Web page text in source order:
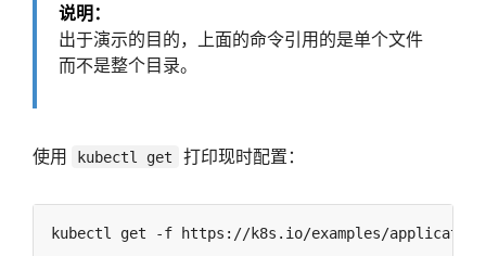
说明：
出于演示的目的，上面的命令引用的是单个文件
而不是整个目录。
使用 kubectl get 打印现时配置：